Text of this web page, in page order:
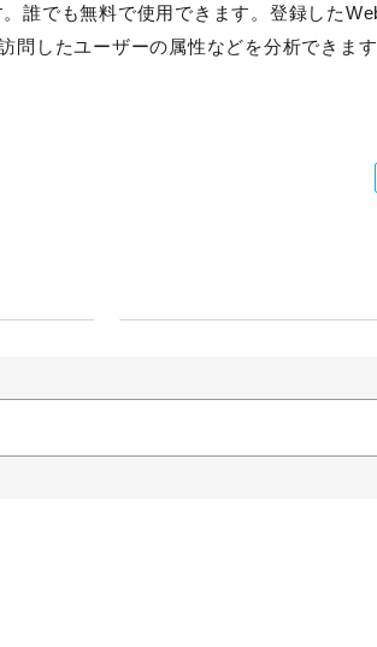
誰でも無料で使用できます。登録した
したユーザーの属性などを分析できます